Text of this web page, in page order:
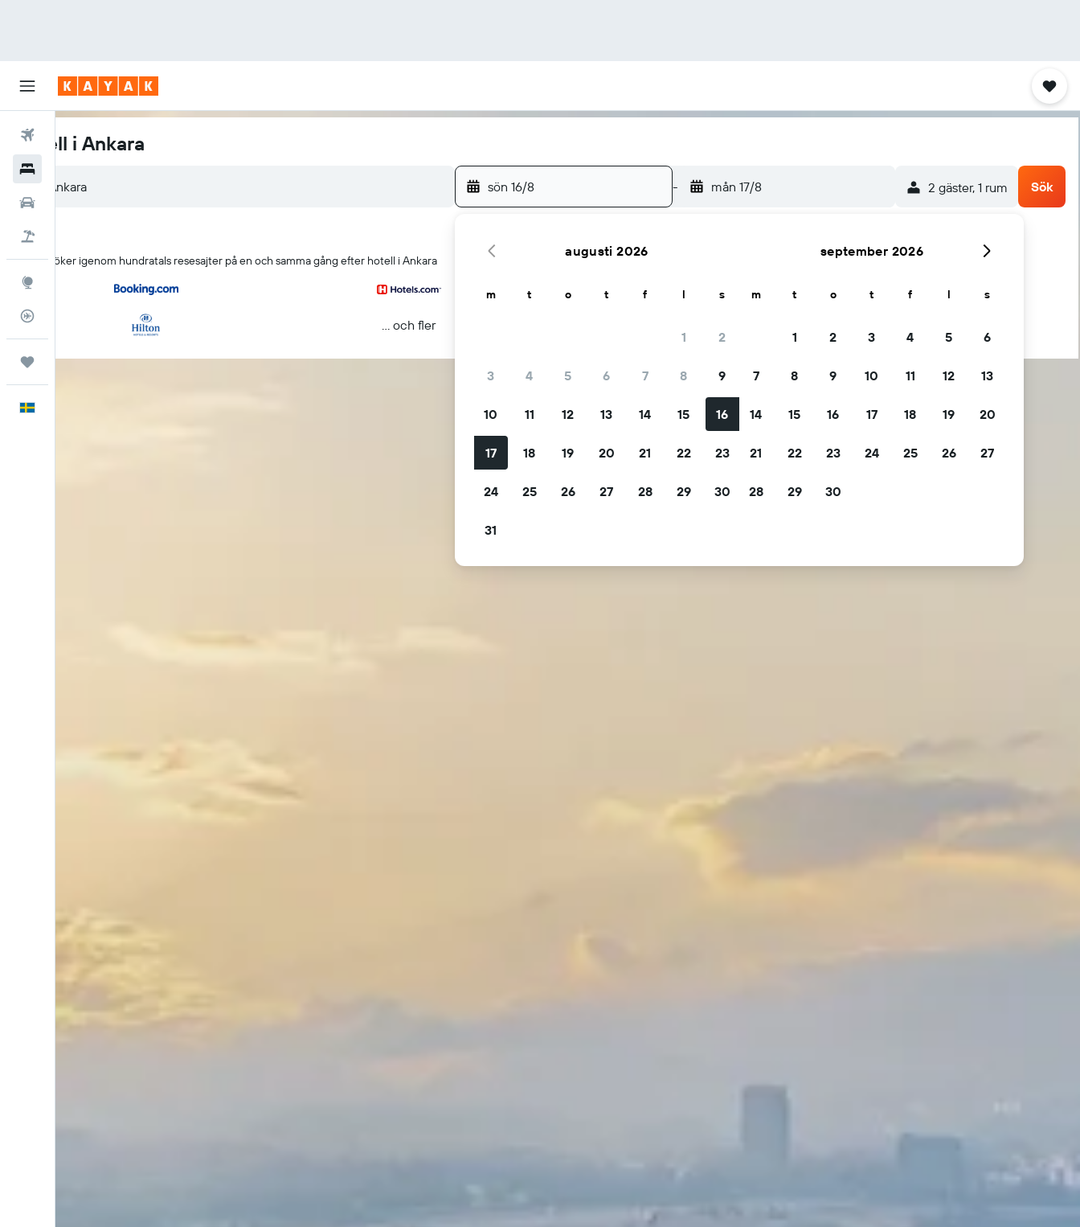
Flyg
Trips
Hotell i Ankara
sön 16/8 - mån 17/8 2 gäster, 1 rum Sök
KAYAK söker igenom hundratals resesajter på en och samma gång efter hotell i Ankara
... och fler
augusti 2026
m t o t f l s
1 2
3 4 5 6 7 8 9
10 11 12 13 14 15 16
17 18 19 20 21 22 23
24 25 26 27 28 29 30
31
september 2026
m t o t f l s
1 2 3 4 5 6
7 8 9 10 11 12 13
14 15 16 17 18 19 20
21 22 23 24 25 26 27
28 29 30